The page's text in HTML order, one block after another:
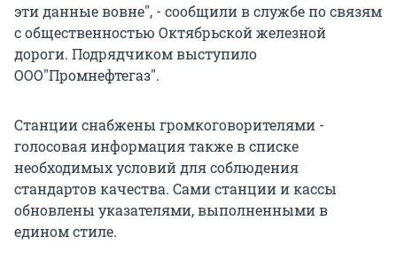
эти данные вовне", - сообщили в службе по связям
с общественностью Октябрьской железной
дороги. Подрядчиком выступило
ООО"Промнефтегаз".
Станции снабжены громкоговорителями -
голосовая информация также в списке
необходимых условий для соблюдения
стандартов качества. Сами станции и кассы
обновлены указателями, выполненными в
едином стиле.